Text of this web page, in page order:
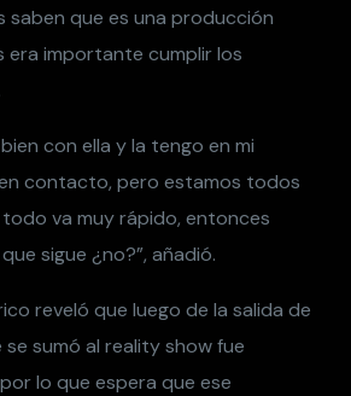
saben que es una producción
era importante cumplir los
con ella y la tengo en mi
contacto, pero estamos todos
va muy rápido, entonces
sigue ¿no?”, añadió.
reveló que luego de la salida de
se sumó al reality show fue
lo que espera que ese